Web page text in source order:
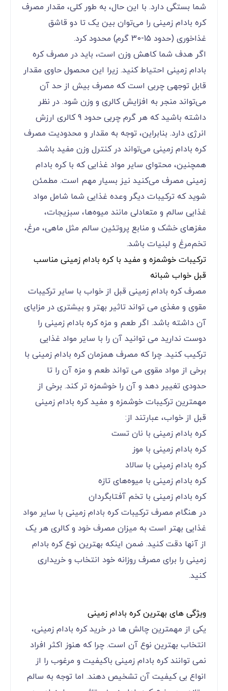
شما بستگی دارد. با این حال، به طور کلی، مقدار مصرف
کره بادام زمینی را می‌توان بین یک تا دو قاشق
غذاخوری (حدود 15-30 گرم) محدود کرد.
اگر هدف شما کاهش وزن است، باید در مصرف کره
بادام زمینی احتیاط کنید. زیرا این محصول حاوی مقدار
قابل توجهی چربی است که مصرف بیش از حد آن
می‌تواند منجر به افزایش کالری و وزن شود. در نظر
داشته باشید که هر گرم چربی حدود 9 کالری ارزش
انرژی دارد. بنابراین، توجه به مقدار و محدودیت مصرف
کره بادام زمینی می‌تواند در کنترل وزن مفید باشد.
همچنین، محتوای سایر مواد غذایی که با کره بادام
زمینی مصرف می‌کنید نیز بسیار مهم است. مطمئن
شوید که ترکیبات دیگر وعده غذایی شما شامل مواد
غذایی سالم و متعادلی مانند میوه‌ها، سبزیجات،
مغزهای خشک و منابع پروتئین سالم مثل ماهی، مرغ،
تخم‌مرغ و لبنیات باشد.
ترکیبات خوشمزه و مفید با کره بادام زمینی مناسب
قبل خواب شبانه
مصرف کره بادام زمینی قبل از خواب با سایر ترکیبات
مقوی و مغذی می تواند تاثیر بهتر و بیشتری در مزایای
آن داشته باشد. اگر طعم و مزه کره بادام زمینی را
دوست ندارید می توانید آن را با سایر مواد غذایی
ترکیب کنید. چرا که مصرف همزمان کره بادام زمینی با
برخی از مواد مقوی می تواند طعم و مزه آن را تا
حدودی تغییر دهد و آن را خوشمزه تر کند. برخی از
مهمترین ترکیبات خوشمزه و مفید کره بادام زمینی
قبل از خواب، عبارتند از:
کره بادام زمینی با نان تست
کره بادام زمینی با موز
کره بادام زمینی با سالاد
کره بادام زمینی با میوه‌های تازه
کره بادام زمینی با تخم آفتابگردان
در هنگام مصرف ترکیبات کره بادام زمینی با سایر مواد
غذایی بهتر است به میزان مصرف خود و کالری هر یک
از آنها دقت کنید. ضمن اینکه بهترین نوع کره بادام
زمینی را برای مصرف روزانه خود انتخاب و خریداری
کنید.
ویژگی ‌های بهترین کره بادام زمینی
یکی از مهمترین چالش ها در خرید کره بادام زمینی،
انتخاب بهترین نوع آن است. چرا که هنوز اکثر افراد
نمی توانند کره بادام زمینی باکیفیت و مرغوب را از
انواع بی کیفیت آن تشخیص دهند. اما توجه به سالم